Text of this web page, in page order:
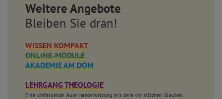
Weitere Angebote
Bleiben Sie dran!
WISSEN KOMPAKT
ONLINE-MODULE
AKADEMIE AM DOM
LEHRGANG THEOLOGIE
Eine umfassende Auseinandersetzung mit dem christlichen Glauben.